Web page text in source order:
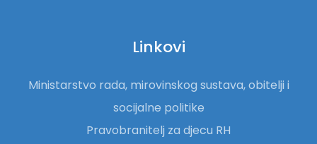
Linkovi
Ministarstvo rada, mirovinskog sustava, obitelji i
socijalne politike
Pravobranitelj za djecu RH